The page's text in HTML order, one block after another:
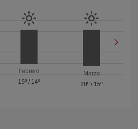
Febrero
19º/ 14º
Marzo
20º / 15º